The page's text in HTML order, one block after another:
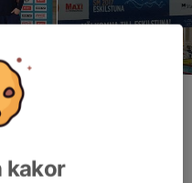
kakor